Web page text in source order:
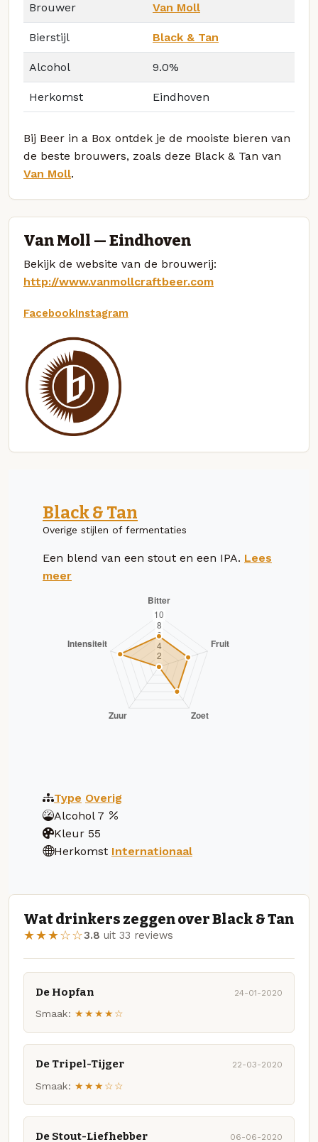
Brouwer Van Moll
Bierstijl Black & Tan
Alcohol 9.0%
Herkomst Eindhoven
Bij Beer in a Box ontdek je de mooiste bieren van
de beste brouwers, zoals deze Black & Tan van
Van Moll.
Van Moll — Eindhoven
Bekijk de website van de brouwerij:
http://www.vanmollcraftbeer.com
FacebookInstagram
Black & Tan
Overige stijlen of fermentaties
Een blend van een stout en een IPA. Lees
meer
Type Overig
Alcohol 7
Kleur 55
Herkomst Internationaal
Wat drinkers zeggen over Black & Tan
★★★☆☆3.8 uit 33 reviews
De Hopfan 24-01-2020
Smaak: ★★★★☆
De Tripel-Tijger 22-03-2020
Smaak: ★★★☆☆
De Stout-Liefhebber 06-06-2020